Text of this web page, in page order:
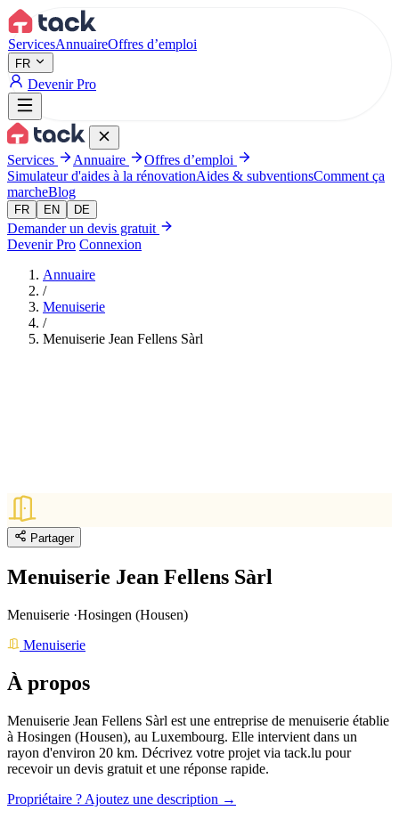
Aller au contenu principal
ServicesAnnuaireOffres d’emploi
FR
Devenir Pro
Services Annuaire
Offres d’emploi
Simulateur d'aides à la rénovationAides & subventionsComment ça
marcheBlog
FR EN DE
Demander un devis gratuit
Devenir Pro Connexion
Annuaire
/
Menuiserie
/
Menuiserie Jean Fellens Sàrl
Partager
Menuiserie Jean Fellens Sàrl
Menuiserie ·Hosingen (Housen)
Menuiserie
À propos
Menuiserie Jean Fellens Sàrl est une entreprise de menuiserie établie
à Hosingen (Housen), au Luxembourg. Elle intervient dans un
rayon d'environ 20 km. Décrivez votre projet via tack.lu pour
recevoir un devis gratuit et une réponse rapide.
Propriétaire ? Ajoutez une description →